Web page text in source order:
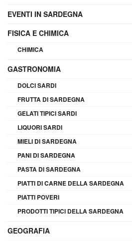
EVENTI IN SARDEGNA
FISICA E CHIMICA
CHIMICA
GASTRONOMIA
DOLCI SARDI
FRUTTA DI SARDEGNA
GELATI TIPICI SARDI
LIQUORI SARDI
MIELI DI SARDEGNA
PANI DI SARDEGNA
PASTA DI SARDEGNA
PIATTI DI CARNE DELLA SARDEGNA
PIATTI POVERI
PRODOTTI TIPICI DELLA SARDEGNA
GEOGRAFIA